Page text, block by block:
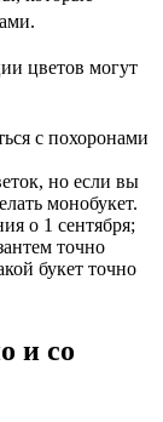
цветов могут
с похоронами
но если вы
монобукет.
о 1 сентября;
точно
букет точно
и со